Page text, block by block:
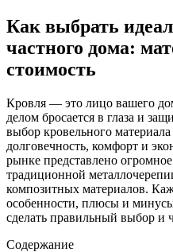
Как выбрать
частного дома:
стоимость
Кровля — это лицо вашего
делом бросается в глаза и
выбор кровельного
долговечность, комфорт и
рынке представлено
традиционной
композитных материалов.
особенности, плюсы и
сделать правильный выбор и
Содержание